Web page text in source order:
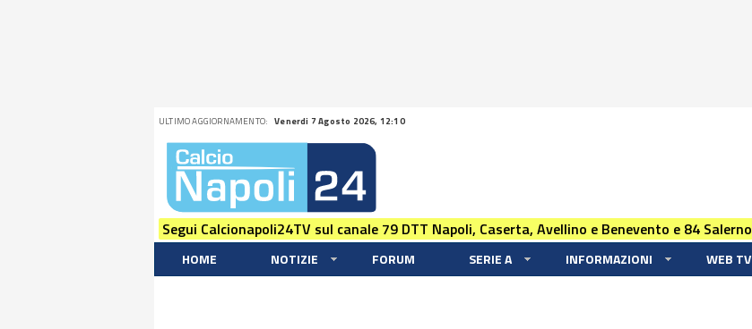
ULTIMO AGGIORNAMENTO: Venerdi 7 Agosto 2026, 12:10
Segui Calcionapoli24TV sul canale 79 DTT Napoli, Caserta, Avellino e Benevento e 84 Salerno
HOME NOTIZIE FORUM SERIE A INFORMAZIONI WEB TV